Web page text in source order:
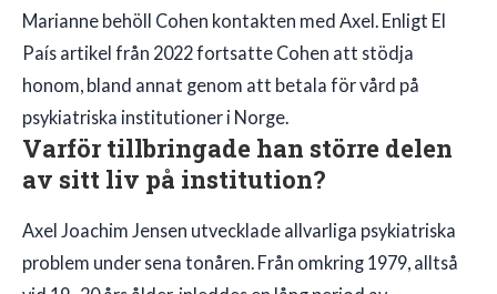
Marianne behöll Cohen kontakten med Axel. Enligt El
País artikel från 2022 fortsatte Cohen att stödja
honom, bland annat genom att betala för vård på
psykiatriska institutioner i Norge.
Varför tillbringade han större delen
av sitt liv på institution?
Axel Joachim Jensen utvecklade allvarliga psykiatriska
problem under sena tonåren. Från omkring 1979, alltså